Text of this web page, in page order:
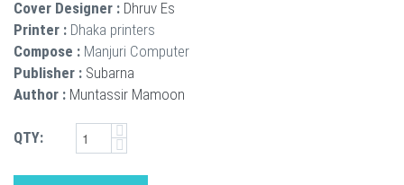
Cover Designer : Dhruv Es
Printer : Dhaka printers
Compose : Manjuri Computer
Publisher : Subarna
Author : Muntassir Mamoon
QTY: